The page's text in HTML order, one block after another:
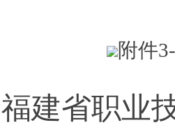
附件
福建省职业